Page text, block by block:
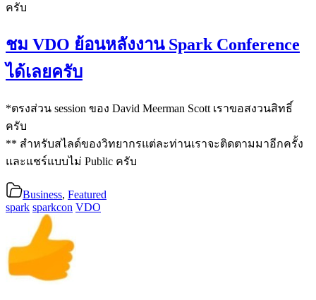
ครับ
ชม VDO ย้อนหลังงาน Spark Conference
ได้เลยครับ
*ตรงส่วน session ของ David Meerman Scott เราขอสงวนสิทธิ์
ครับ
** สำหรับสไลด์ของวิทยากรแต่ละท่านเราจะติดตามมาอีกครั้ง
และแชร์แบบไม่ Public ครับ
Business, Featured
spark sparkcon VDO